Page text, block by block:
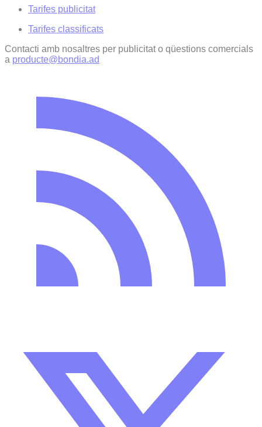
Tarifes publicitat
Tarifes classificats
Contacti amb nosaltres per publicitat o qüestions comercials
a producte@bondia.ad